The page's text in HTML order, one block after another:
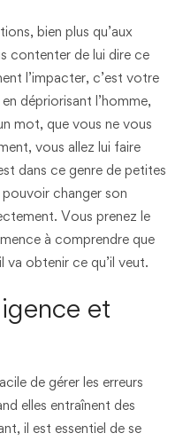
bien plus qu’aux
contenter de lui dire ce
l’impacter, c’est votre
dépriorisant l’homme,
mot, que vous ne vous
vous allez lui faire
dans ce genre de petites
changer son
Vous prenez le
à comprendre que
va obtenir ce qu’il veut.
et
de gérer les erreurs
elles entraînent des
il est essentiel de se